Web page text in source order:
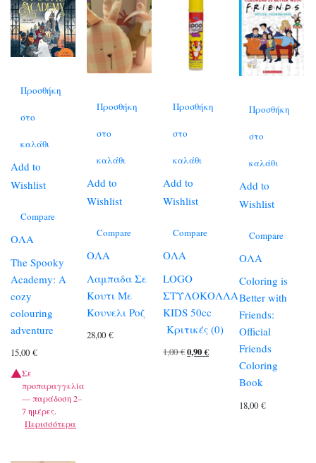
Προσθήκη
στο
καλάθι
Add to
Wishlist
Compare
ΟΛΑ
The Spooky
Academy: A
cozy
colouring
adventure
15,00 €
Σε
προπαραγγελία
— παράδοση 2–
7 ημέρες.
Περισσότερα
Προσθήκη
στο
καλάθι
Add to
Wishlist
Compare
ΟΛΑ
Λαμπαδα Σε
Κουτι Με
Κουνελι Ροζ
28,00€
Προσθήκη
στο
καλάθι
Add to
Wishlist
Compare
ΟΛΑ
LOGO
ΣΤΥΛΟΚΟΛΛΑ
KIDS 50cc
Κριτικές (0)
1,00€Original
0,90€Η
τρέχουσα
Προσθήκη
στο
καλάθι
Add to
Wishlist
Compare
ΟΛΑ
Coloring is
Better with
Friends:
Official
Friends
Coloring
Book
18,00€